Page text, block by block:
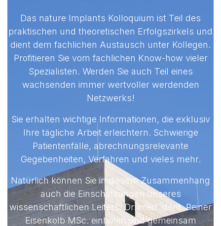
Das nature Implants Kolloquium ist Teil des
praktischen und theoretischen Erfolgszirkels und
dient dem fachlichen Austausch unter Kollegen.
Profitieren Sie vom fachlichen Know-how vieler
Spezialisten. Werden Sie auch Teil eines
wachsenden immer wertvoller werdenden
Netzwerks!
Sie erhalten wichtige Informationen, die exklusiv
Ihre tägliche Arbeit erleichtern. Schwierige
Patientenfälle, abrechnungsrelevante
Gegebenheiten, Verfahren und vieles mehr.
Natürlich können Sie in diesem Zusammenhang
auch die Einschätzungen unseres
wissenschaftlichen Leiters, Dr. med. dent. Reiner
Eisenkolb MSc. einholen und gemeinsam